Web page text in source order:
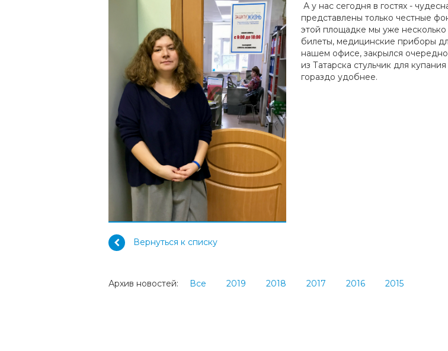
А у нас сегодня в гостях -
представлены только честные
этой площадке мы уже несколько
билеты, медицинские приборы
нашем офисе, закрылся
из Татарска стульчик для
гораздо удобнее.
Вернуться к списку
Архив новостей: Все 2019 2018 2017 2016 2015